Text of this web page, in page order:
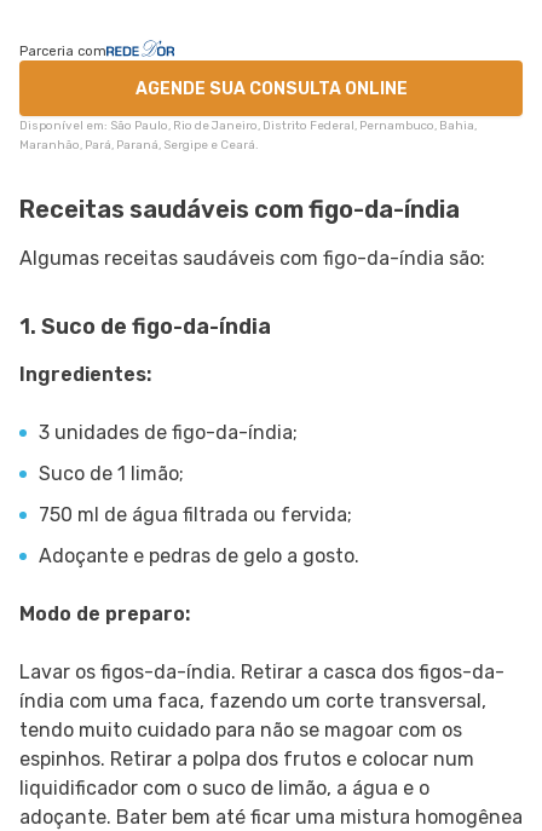
Parceria com
AGENDE SUA CONSULTA ONLINE
Disponível em: São Paulo, Rio de Janeiro, Distrito Federal, Pernambuco, Bahia,
Maranhão, Pará, Paraná, Sergipe e Ceará.
Receitas saudáveis com figo-da-índia
Algumas receitas saudáveis com figo-da-índia são:
1. Suco de figo-da-índia
Ingredientes:
3 unidades de figo-da-índia;
Suco de 1 limão;
750 ml de água filtrada ou fervida;
Adoçante e pedras de gelo a gosto.
Modo de preparo:
Lavar os figos-da-índia. Retirar a casca dos figos-da-
índia com uma faca, fazendo um corte transversal,
tendo muito cuidado para não se magoar com os
espinhos. Retirar a polpa dos frutos e colocar num
liquidificador com o suco de limão, a água e o
adoçante. Bater bem até ficar uma mistura homogênea